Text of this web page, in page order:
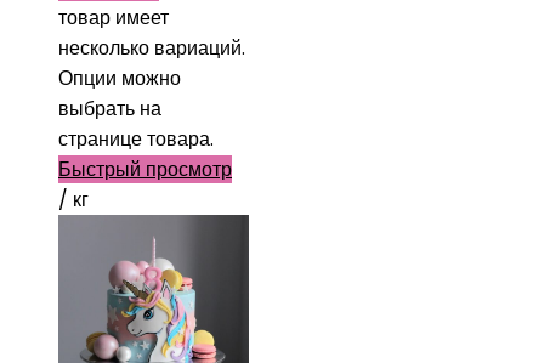
товар имеет
несколько вариаций.
Опции можно
выбрать на
странице товара.
Быстрый просмотр
/ кг